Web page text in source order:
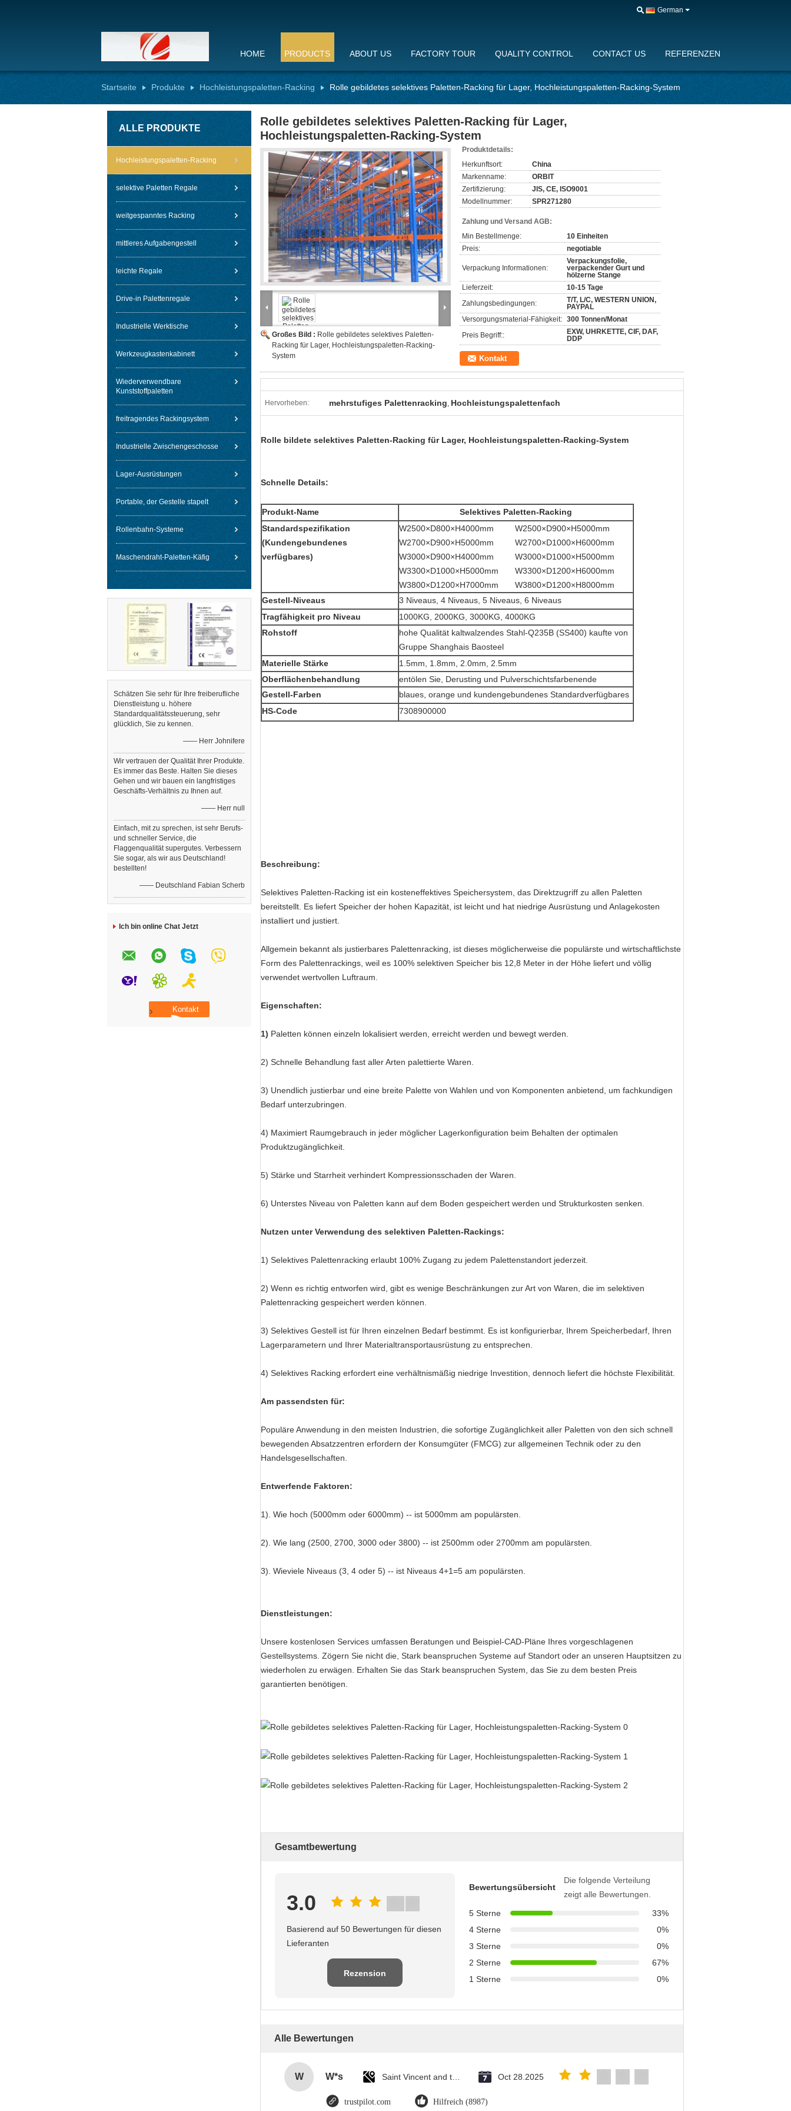
German
HOME PRODUCTS ABOUT US FACTORY TOUR QUALITY CONTROL CONTACT US REFERENZEN
Startseite Produkte Hochleistungspaletten-Racking Rolle gebildetes selektives Paletten-Racking für Lager, Hochleistungspaletten-Racking-System
ALLE PRODUKTE
Hochleistungspaletten-Racking
selektive Paletten Regale
weitgespanntes Racking
mittleres Aufgabengestell
leichte Regale
Drive-in Palettenregale
Industrielle Werktische
Werkzeugkastenkabinett
Wiederverwendbare
Kunststoffpaletten
freitragendes Rackingsystem
Industrielle Zwischengeschosse
Lager-Ausrüstungen
Portable, der Gestelle stapelt
Rollenbahn-Systeme
Maschendraht-Paletten-Käfig
Schätzen Sie sehr für Ihre freiberufliche
Dienstleistung u. höhere
Standardqualitätssteuerung, sehr
glücklich, Sie zu kennen.
—— Herr Johnifere
Wir vertrauen der Qualität Ihrer Produkte.
Es immer das Beste. Halten Sie dieses
Gehen und wir bauen ein langfristiges
Geschäfts-Verhältnis zu Ihnen auf.
—— Herr null
Einfach, mit zu sprechen, ist sehr Berufs-
und schneller Service, die
Flaggenqualität supergutes. Verbessern
Sie sogar, als wir aus Deutschland!
bestellten!
—— Deutschland Fabian Scherb
Ich bin online Chat Jetzt
Rolle gebildetes selektives Paletten-Racking für Lager,
Hochleistungspaletten-Racking-System
Großes Bild : Rolle gebildetes selektives Paletten-
Racking für Lager, Hochleistungspaletten-Racking-
System
Produktdetails:
Herkunftsort:
China
Markenname:
ORBIT
Zertifizierung:
JIS, CE, ISO9001
Modellnummer:
SPR271280
Zahlung und Versand AGB:
Min Bestellmenge:
10 Einheiten
Preis:
negotiable
Verpackung Informationen:
Verpackungsfolie,
verpackender Gurt und
hölzerne Stange
Lieferzeit:
10-15 Tage
Zahlungsbedingungen:
T/T, L/C, WESTERN UNION,
PAYPAL
Versorgungsmaterial-Fähigkeit: 300 Tonnen/Monat
Preis Begriff::
EXW, UHRKETTE, CIF, DAF,
DDP
Kontakt
Hervorheben: mehrstufiges Palettenracking, Hochleistungspalettenfach
Rolle bildete selektives Paletten-Racking für Lager, Hochleistungspaletten-Racking-System
Schnelle Details:
Produkt-Name
Selektives Paletten-Racking
Standardspezifikation
(Kundengebundenes
verfügbares)
W2500×D800×H4000mm W2500×D900×H5000mm
W2700×D900×H5000mm W2700×D1000×H6000mm
W3000×D900×H4000mm W3000×D1000×H5000mm
W3300×D1000×H5000mm W3300×D1200×H6000mm
W3800×D1200×H7000mm W3800×D1200×H8000mm
Gestell-Niveaus
3 Niveaus, 4 Niveaus, 5 Niveaus, 6 Niveaus
Tragfähigkeit pro Niveau
1000KG, 2000KG, 3000KG, 4000KG
Rohstoff
hohe Qualität kaltwalzendes Stahl-Q235B (SS400) kaufte von
Gruppe Shanghais Baosteel
Materielle Stärke
1.5mm, 1.8mm, 2.0mm, 2.5mm
Oberflächenbehandlung
entölen Sie, Derusting und Pulverschichtsfarbenende
Gestell-Farben
blaues, orange und kundengebundenes Standardverfügbares
HS-Code
7308900000
Beschreibung:
Selektives Paletten-Racking ist ein kosteneffektives Speichersystem, das Direktzugriff zu allen Paletten
bereitstellt. Es liefert Speicher der hohen Kapazität, ist leicht und hat niedrige Ausrüstung und Anlagekosten
installiert und justiert.
Allgemein bekannt als justierbares Palettenracking, ist dieses möglicherweise die populärste und wirtschaftlichste
Form des Palettenrackings, weil es 100% selektiven Speicher bis 12,8 Meter in der Höhe liefert und völlig
verwendet wertvollen Luftraum.
Eigenschaften:
1) Paletten können einzeln lokalisiert werden, erreicht werden und bewegt werden.
2) Schnelle Behandlung fast aller Arten palettierte Waren.
3) Unendlich justierbar und eine breite Palette von Wahlen und von Komponenten anbietend, um fachkundigen
Bedarf unterzubringen.
4) Maximiert Raumgebrauch in jeder möglicher Lagerkonfiguration beim Behalten der optimalen
Produktzugänglichkeit.
5) Stärke und Starrheit verhindert Kompressionsschaden der Waren.
6) Unterstes Niveau von Paletten kann auf dem Boden gespeichert werden und Strukturkosten senken.
Nutzen unter Verwendung des selektiven Paletten-Rackings:
1) Selektives Palettenracking erlaubt 100% Zugang zu jedem Palettenstandort jederzeit.
2) Wenn es richtig entworfen wird, gibt es wenige Beschränkungen zur Art von Waren, die im selektiven
Palettenracking gespeichert werden können.
3) Selektives Gestell ist für Ihren einzelnen Bedarf bestimmt. Es ist konfigurierbar, Ihrem Speicherbedarf, Ihren
Lagerparametern und Ihrer Materialtransportausrüstung zu entsprechen.
4) Selektives Racking erfordert eine verhältnismäßig niedrige Investition, dennoch liefert die höchste Flexibilität.
Am passendsten für:
Populäre Anwendung in den meisten Industrien, die sofortige Zugänglichkeit aller Paletten von den sich schnell
bewegenden Absatzzentren erfordern der Konsumgüter (FMCG) zur allgemeinen Technik oder zu den
Handelsgesellschaften.
Entwerfende Faktoren:
1). Wie hoch (5000mm oder 6000mm) -- ist 5000mm am populärsten.
2). Wie lang (2500, 2700, 3000 oder 3800) -- ist 2500mm oder 2700mm am populärsten.
3). Wieviele Niveaus (3, 4 oder 5) -- ist Niveaus 4+1=5 am populärsten.
Dienstleistungen:
Unsere kostenlosen Services umfassen Beratungen und Beispiel-CAD-Pläne Ihres vorgeschlagenen
Gestellsystems. Zögern Sie nicht die, Stark beanspruchen Systeme auf Standort oder an unseren Hauptsitzen zu
wiederholen zu erwägen. Erhalten Sie das Stark beanspruchen System, das Sie zu dem besten Preis
garantierten benötigen.
Gesamtbewertung
3.0
Basierend auf 50 Bewertungen für diesen
Lieferanten
Rezension
Bewertungsübersicht
Die folgende Verteilung
zeigt alle Bewertungen.
5 Sterne
33%
4 Sterne
0%
3 Sterne
0%
2 Sterne
67%
1 Sterne
0%
Alle Bewertungen
W W*s Oct 28.2025
trustpilot.com Hilfreich (8987)